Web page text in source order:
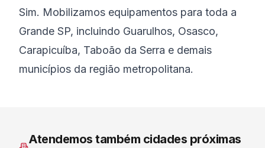
Sim. Mobilizamos equipamentos para toda a
Grande SP, incluindo Guarulhos, Osasco,
Carapicuíba, Taboão da Serra e demais
municípios da região metropolitana.
Atendemos também cidades próximas